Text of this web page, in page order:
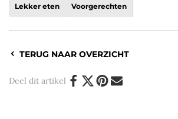
Lekker eten Voorgerechten
TERUG NAAR OVERZICHT
Deel dit artikel